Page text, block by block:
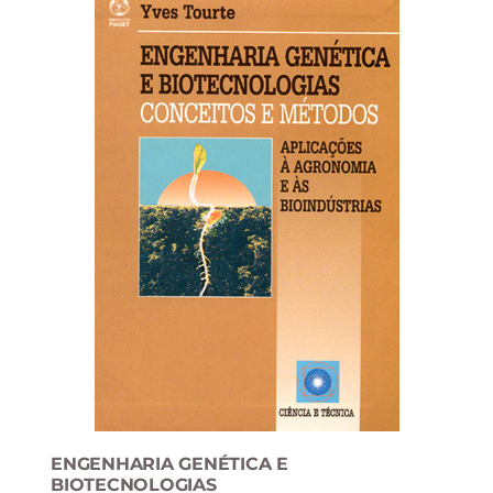
ENGENHARIA GENÉTICA E
BIOTECNOLOGIAS